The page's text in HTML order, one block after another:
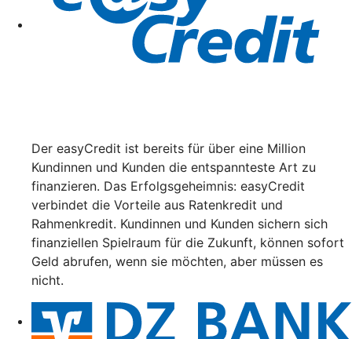
Der easyCredit ist bereits für über eine Million
Kundinnen und Kunden die entspannteste Art zu
finanzieren. Das Erfolgsgeheimnis: easyCredit
verbindet die Vorteile aus Ratenkredit und
Rahmenkredit. Kundinnen und Kunden sichern sich
finanziellen Spielraum für die Zukunft, können sofort
Geld abrufen, wenn sie möchten, aber müssen es
nicht.